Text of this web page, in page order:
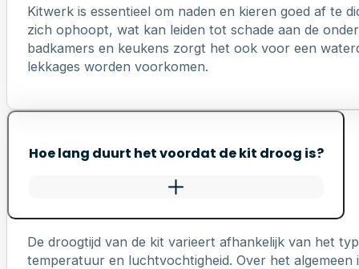
Kitwerk is essentieel om naden en kieren goed af te
zich ophoopt, wat kan leiden tot schade aan de
badkamers en keukens zorgt het ook voor een
lekkages worden voorkomen.
Hoe lang duurt het voordat de kit droog is?
De droogtijd van de kit varieert afhankelijk van het
temperatuur en luchtvochtigheid. Over het